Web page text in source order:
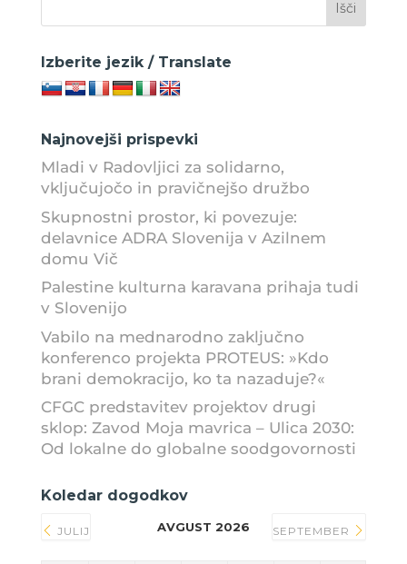
Izberite jezik / Translate
Najnovejši prispevki
Mladi v Radovljici za solidarno,
vključujočo in pravičnejšo družbo
Skupnostni prostor, ki povezuje:
delavnice ADRA Slovenija v Azilnem
domu Vič
Palestine kulturna karavana prihaja tudi
v Slovenijo
Vabilo na mednarodno zaključno
konferenco projekta PROTEUS: »Kdo
brani demokracijo, ko ta nazaduje?«
CFGC predstavitev projektov drugi
sklop: Zavod Moja mavrica – Ulica 2030:
Od lokalne do globalne soodgovornosti
Koledar dogodkov
JULIJ AVGUST 2026 SEPTEMBER